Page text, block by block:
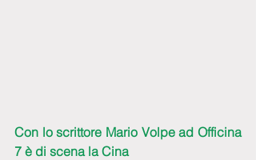
Con lo scrittore Mario Volpe ad Officina
7 è di scena la Cina